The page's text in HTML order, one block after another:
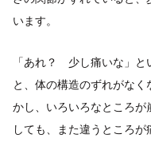
います。
「あれ？ 少し痛いな」と
と、体の構造のずれがな
かし、いろいろなところ
しても、また違うところが